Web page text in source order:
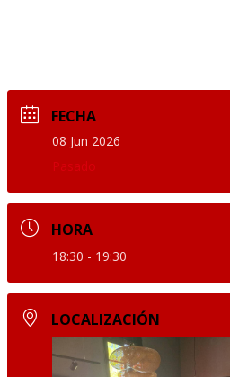
FECHA
08 Jun 2026
Pasado
HORA
18:30 - 19:30
LOCALIZACIÓN